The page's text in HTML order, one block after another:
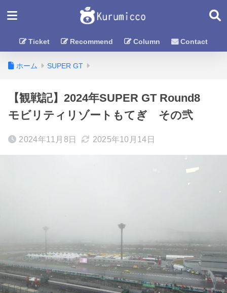
Ticket Recommend Column Contact
ホーム SUPER GT
【観戦記】2024年SUPER GT Round8
モビリティリゾートもてぎ その弐
2024年11月8日 2025年10月14日